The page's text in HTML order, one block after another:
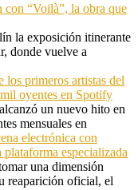
“Voilà”, la obra que
la exposición itinerante
donde vuelve a
los primeros artistas del
oyentes en Spotify
un nuevo hito en
mensuales en
electrónica con
especializada
una dimensión
reaparición oficial, el